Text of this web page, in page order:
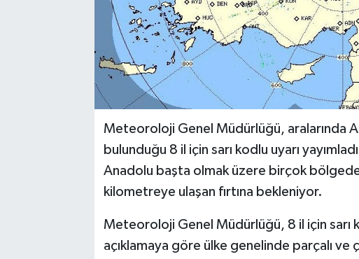
Meteoroloji Genel Müdürlüğü, aralarında
bulunduğu 8 il için sarı kodlu uyarı
Anadolu başta olmak üzere birçok
kilometreye ulaşan fırtına bekleniyor.
Meteoroloji Genel Müdürlüğü, 8 il için sarı
açıklamaya göre ülke genelinde parçalı